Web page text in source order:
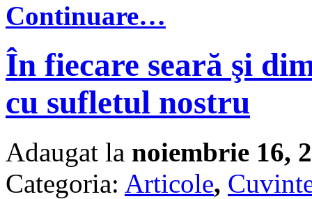
Continuare…
În fiecare seară şi
cu sufletul nostru
Adaugat la noiembrie 16,
Categoria: Articole,